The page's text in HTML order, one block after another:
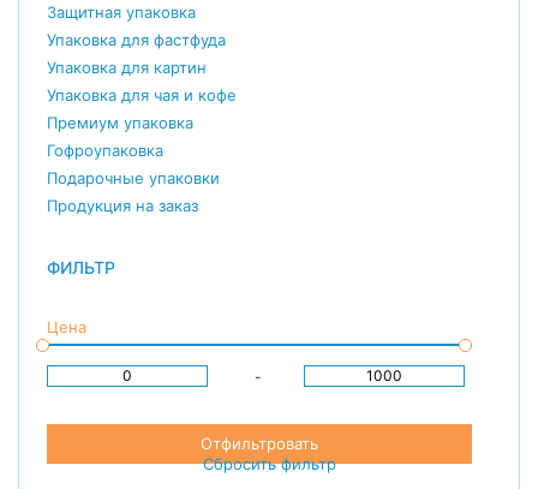
Защитная упаковка
Упаковка для фастфуда
Упаковка для картин
Упаковка для чая и кофе
Премиум упаковка
Гофроупаковка
Подарочные упаковки
Продукция на заказ
ФИЛЬТР
Цена
-
Отфильтровать
Сбросить фильтр